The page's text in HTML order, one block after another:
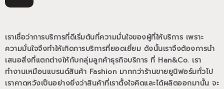
เราเชื่อว่าการบริการที่ดีเริ่มต้นที่ความมั่นใจของผู้ที่ให้บริการ เพราะ
ความมั่นใจจึงทำให้เกิดการบริการที่ยอดเยี่ยม ดังนั้นเราจึงต้องการนำ
เสนอสิ่งที่แตกต่างให้กับกลุ่มลูกค้าธุรกิจบริการ ที่ Han&Co. เรา
ทำงานเหมือนแบรนด์สินค้า Fashion มากกว่าร้านขายยูนิฟอร์มทั่วไป
เราคาดหวังเป็นอย่างยิ่งว่าสินค้าที่เราตั้งใจคิดและได้ผลิตออกมานั้น จะ